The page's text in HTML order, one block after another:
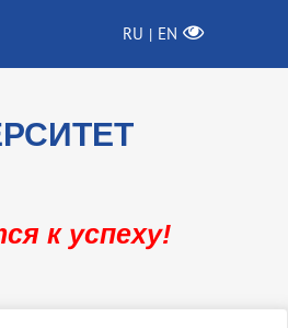
RU | EN
к успеху!